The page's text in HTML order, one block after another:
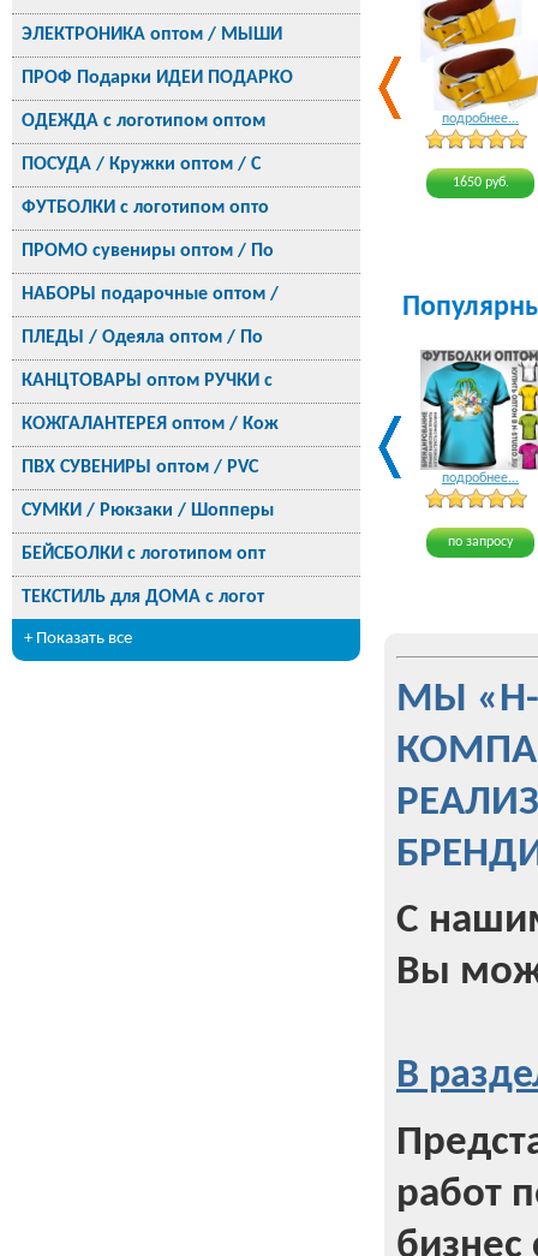
ЭЛЕКТРОНИКА оптом / МЫШИ
ПРОФ Подарки ИДЕИ ПОДАРКО
ОДЕЖДА с логотипом оптом
ПОСУДА / Кружки оптом / С
ФУТБОЛКИ с логотипом опто
ПРОМО сувениры оптом / По
НАБОРЫ подарочные оптом /
ПЛЕДЫ / Одеяла оптом / По
КАНЦТОВАРЫ оптом РУЧКИ с
КОЖГАЛАНТЕРЕЯ оптом / Кож
ПВХ СУВЕНИРЫ оптом / PVC
СУМКИ / Рюкзаки / Шопперы
БЕЙСБОЛКИ с логотипом опт
ТЕКСТИЛЬ для ДОМА с логот
+ Показать все
подробнее...
1650 руб.
подробнее...
по запросу
МЫ
С
Вы
В
работ
бизнес